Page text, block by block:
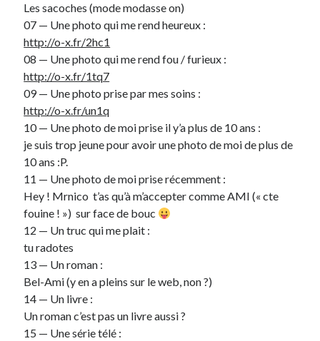
Commentaires récents
Entretien ménager dans
JFdansC’était pas mieux avant… à Lyon
dans
Comment j’ai opéré ma vélorution toute personnelle
AnthonydansComment j’ai opéré ma vélorution toute personnelle
Renaud Ducher
dansComment j’ai opéré ma vélorution toute
personnelle
On parle de quoi ?
A Lyon
Bon plan du dimanche
Coup de coeur
Daddy
Engagé
Geek
Green
Humeur
Lectures
Les sacoches (mode modasse on)
07 — Une photo qui me rend heureux :
http://o-x.fr/2hc1
08 — Une photo qui me rend fou / furieux :
http://o-x.fr/1tq7
09 — Une photo prise par mes soins :
http://o-x.fr/un1q
10 — Une photo de moi prise il y’a plus de 10 ans :
je suis trop jeune pour avoir une photo de moi de plus de
10 ans :P.
11 — Une photo de moi prise récemment :
Hey ! Mrnico t’as qu’à m’accepter comme AMI (« cte
fouine ! ») sur face de bouc
12 — Un truc qui me plait :
tu radotes
13 — Un roman :
Bel-Ami (y en a pleins sur le web, non ?)
14 — Un livre :
Un roman c’est pas un livre aussi ?
15 — Une série télé :